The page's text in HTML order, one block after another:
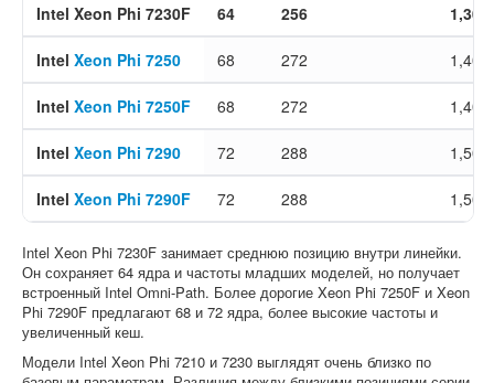
Intel Xeon Phi 7230F 64 256 1,30
Intel Xeon Phi 7250 68 272 1,40
Intel Xeon Phi 7250F 68 272 1,40
Intel Xeon Phi 7290 72 288 1,50
Intel Xeon Phi 7290F 72 288 1,50
Intel Xeon Phi 7230F занимает среднюю позицию внутри линейки.
Он сохраняет 64 ядра и частоты младших моделей, но получает
встроенный Intel Omni-Path. Более дорогие Xeon Phi 7250F и Xeon
Phi 7290F предлагают 68 и 72 ядра, более высокие частоты и
увеличенный кеш.
Модели Intel Xeon Phi 7210 и 7230 выглядят очень близко по